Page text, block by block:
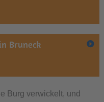
Bruneck
Burg verwickelt, und